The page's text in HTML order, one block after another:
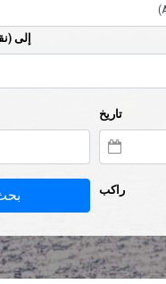
إلى
تاريخ
راكب